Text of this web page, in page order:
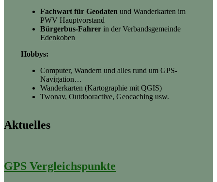
Fachwart für Geodatenund Wanderkarten im
PWV Hauptvorstand
Bürgerbus-Fahrer in der Verbandsgemeinde
Edenkoben
Hobbys:
Computer, Wandern und alles rund um GPS-
Navigation…
Wanderkarten (Kartographie mit QGIS)
Twonav, Outdooractive, Geocaching usw.
Aktuelles
GPS Vergleichspunkte